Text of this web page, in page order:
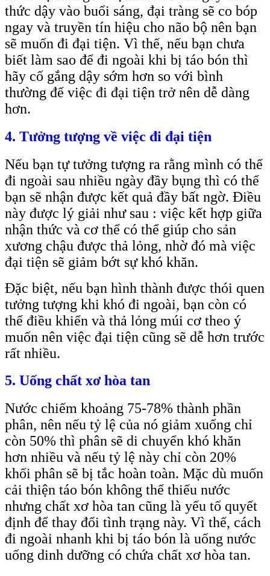
thức dậy vào buổi sáng, đại tràng sẽ co bóp
ngay và truyền tín hiệu cho não bộ nên bạn
sẽ muốn đi đại tiện. Vì thế, nếu bạn chưa
biết làm sao để đi ngoài khi bị táo bón thì
hãy cố gắng dậy sớm hơn so với bình
thường để việc đi đại tiện trở nên dễ dàng
hơn.
4. Tưởng tượng về việc đi đại tiện
Nếu bạn tự tưởng tượng ra rằng mình có thể
đi ngoài sau nhiều ngày đầy bụng thì có thể
bạn sẽ nhận được kết quả đầy bất ngờ. Điều
này được lý giải như sau : việc kết hợp giữa
nhận thức và cơ thể có thể giúp cho sản
xương chậu được thả lỏng, nhờ đó mà việc
đại tiện sẽ giảm bớt sự khó khăn.
Đặc biệt, nếu bạn hình thành được thói quen
tưởng tượng khi khó đi ngoài, bạn còn có
thể điều khiển và thả lỏng múi cơ theo ý
muốn nên việc đại tiện cũng sẽ dễ hơn trước
rất nhiều.
5. Uống chất xơ hòa tan
Nước chiếm khoảng 75-78% thành phần
phân, nên nếu tỷ lệ của nó giảm xuống chỉ
còn 50% thì phân sẽ di chuyển khó khăn
hơn nhiều và nếu tỷ lệ này chỉ còn 20%
khối phân sẽ bị tắc hoàn toàn. Mặc dù muốn
cải thiện táo bón không thể thiếu nước
nhưng chất xơ hòa tan cũng là yếu tố quyết
định để thay đổi tình trạng này. Vì thế, cách
đi ngoài nhanh khi bị táo bón là uống nước
uống dinh dưỡng có chứa chất xơ hòa tan.